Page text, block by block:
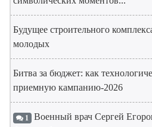
Будущее строительного
молодых
Битва за бюджет: как
приемную кампанию-2026
1 Военный врач Сергей